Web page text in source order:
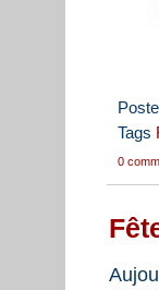
Tags
0